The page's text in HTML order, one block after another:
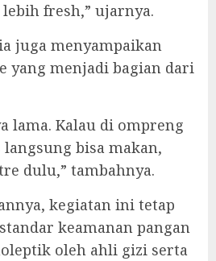
fresh,” ujarnya.
juga menyampaikan
yang menjadi bagian dari
lama. Kalau di ompreng
bisa makan,
dulu,” tambahnya.
kegiatan ini tetap
keamanan pangan
oleh ahli gizi serta